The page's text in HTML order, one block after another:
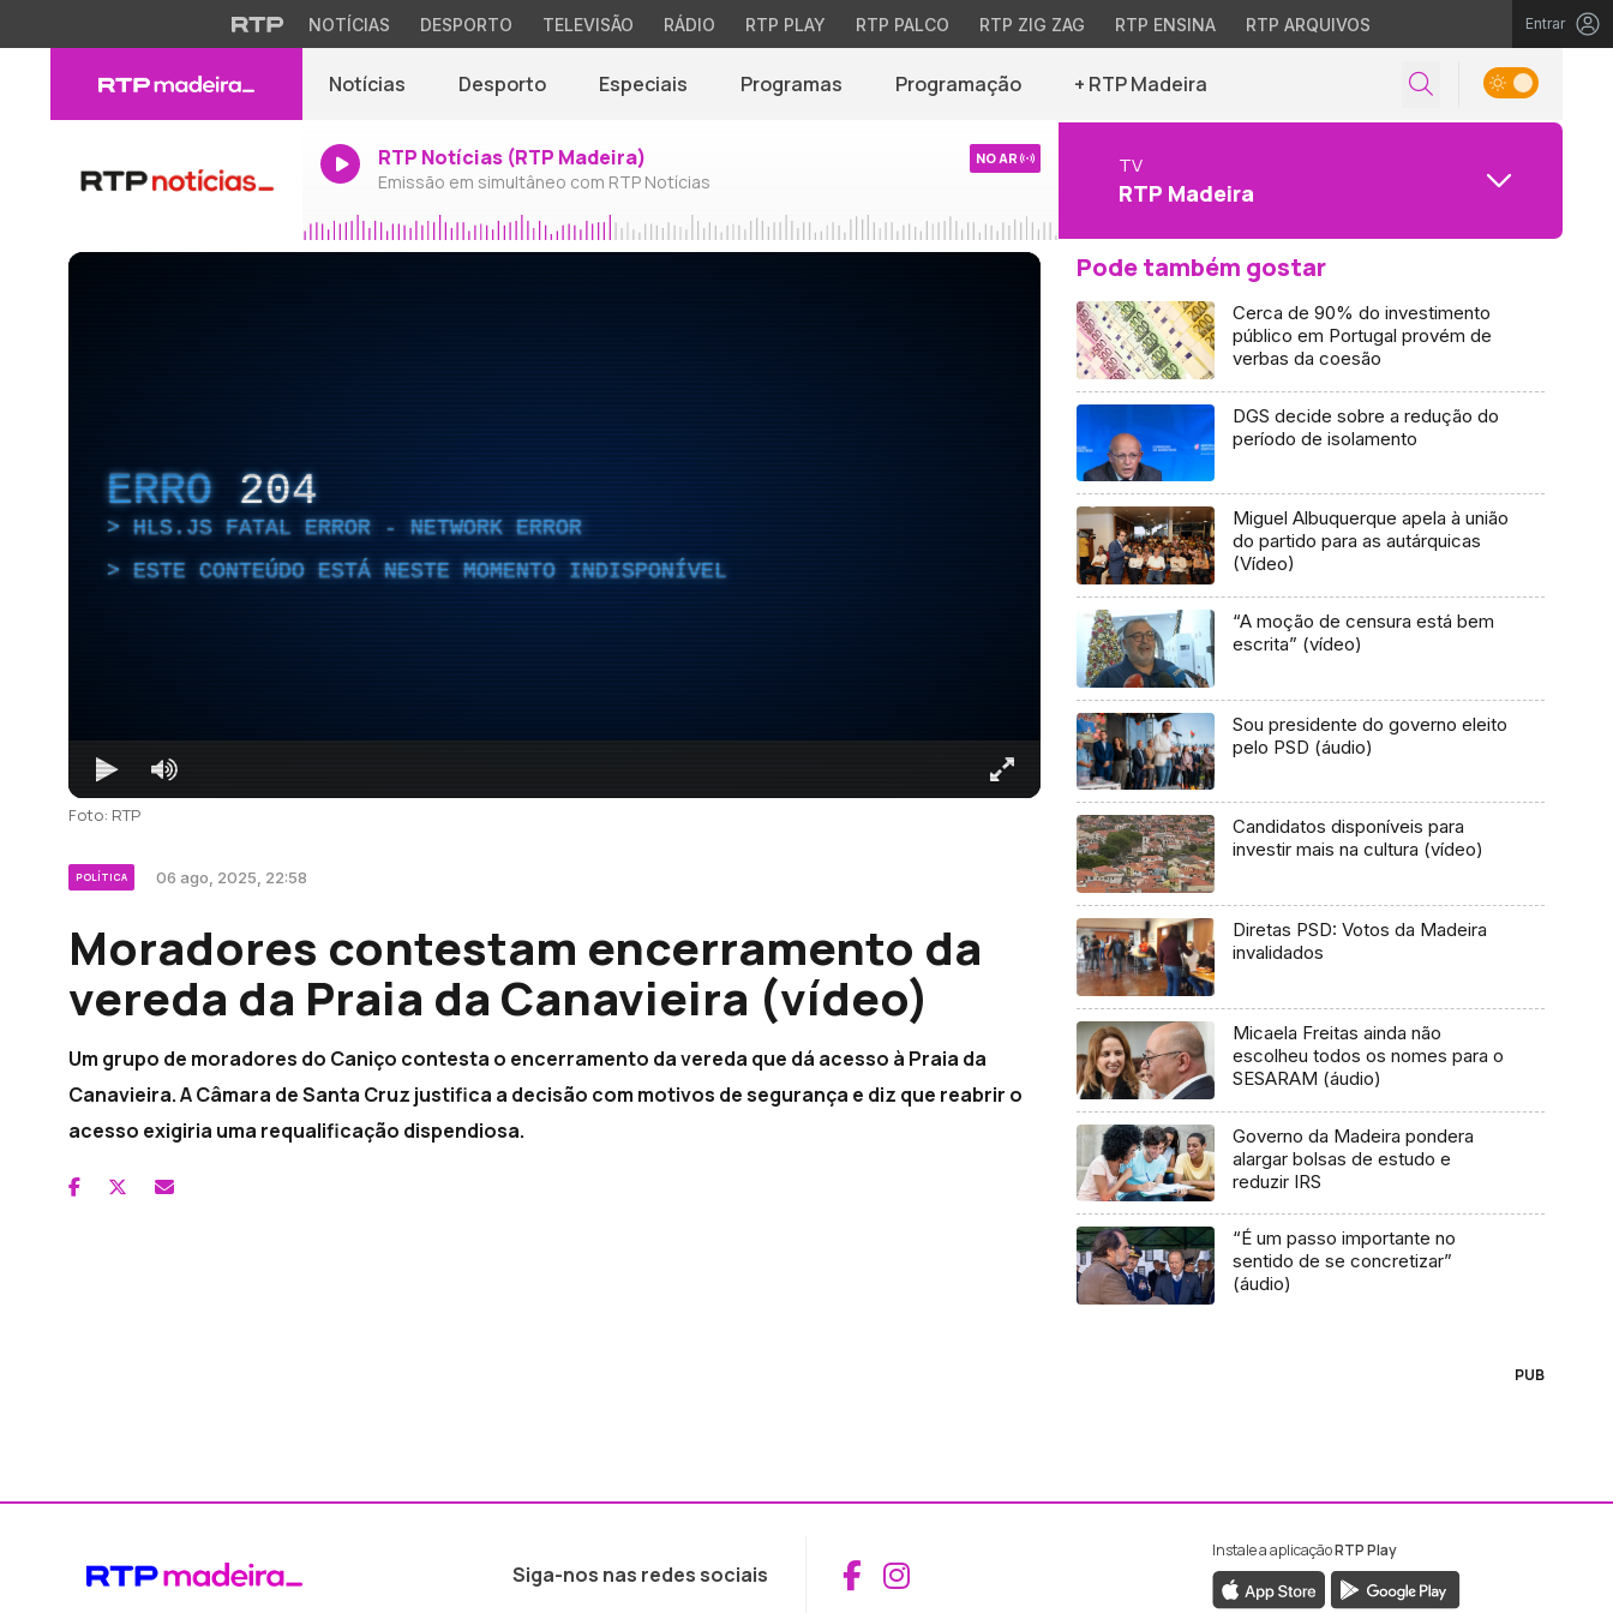
NOTÍCIAS DESPORTO TELEVISÃO RÁDIO RTP PLAY RTP PALCO RTP ZIG ZAG RTP ENSINA RTP ARQUIVOS Entrar
Notícias Desporto Especiais Programas Programação + RTP Madeira
RTP Notícias (RTP Madeira)
Emissão em simultâneo com RTP Notícias
NO AR TV
RTP Madeira
ERRO 204
HLS.JS FATAL ERROR - NETWORK ERROR
ESTE CONTEÚDO ESTÁ NESTE MOMENTO INDISPONÍVEL
Foto: RTP
POLÍTICA 06 ago, 2025, 22:58
Moradores contestam encerramento da
vereda da Praia da Canavieira (vídeo)
Um grupo de moradores do Caniço contesta o encerramento da vereda que dá acesso à Praia da
Canavieira. A Câmara de Santa Cruz justifica a decisão com motivos de segurança e diz que reabrir o
acesso exigiria uma requalificação dispendiosa.
Pode também gostar
Cerca de 90% do investimento
público em Portugal provém de
verbas da coesão
DGS decide sobre a redução do
período de isolamento
Miguel Albuquerque apela à união
do partido para as autárquicas
(Vídeo)
“A moção de censura está bem
escrita” (vídeo)
Sou presidente do governo eleito
pelo PSD (áudio)
Candidatos disponíveis para
investir mais na cultura (vídeo)
Diretas PSD: Votos da Madeira
invalidados
Micaela Freitas ainda não
escolheu todos os nomes para o
SESARAM (áudio)
Governo da Madeira pondera
alargar bolsas de estudo e
reduzir IRS
“É um passo importante no
sentido de se concretizar”
(áudio)
PUB
Siga-nos nas redes sociais Aceder ao Facebook da RTP Madeira
Aceder ao Instagram da RTP Madeira
Instale a aplicaçãoRTP Play